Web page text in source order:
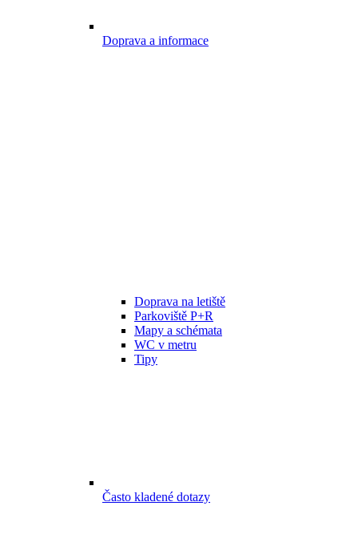
Doprava a informace
Doprava na letiště
Parkoviště P+R
Mapy a schémata
WC v metru
Tipy
Často kladené dotazy